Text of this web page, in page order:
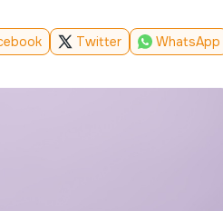
Twitter WhatsApp